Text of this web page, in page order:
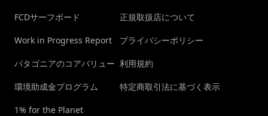
FCDサーフボード
Work in Progress Report
パタゴニアのコアバリュー
環境助成金プログラム
1% for the Planet
正規取扱店について
プライバシーポリシー
利用規約
特定商取引法に基づく表示